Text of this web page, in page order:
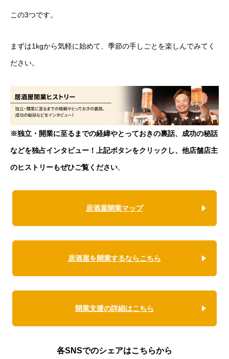
この3つです。
まずは1kgから気軽に始めて、季節の手しごとを楽しんでみてく
ださい。
※独立・開業に至るまでの経緯やとっておきの裏話、成功の秘話
などを独占インタビュー！上記ボタンをクリックし、他店舗店主
のヒストリーもぜひご覧ください。
居酒屋開業マップ
居酒屋を開業するならこちら
開業支援の詳細はこちら
各SNSでのシェアはこちらから